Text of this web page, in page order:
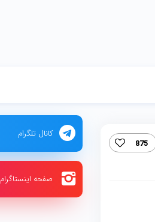
875
کانال تلگرام
صفحه اینستاگرام